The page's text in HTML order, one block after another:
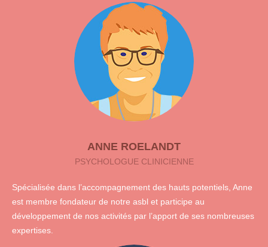
ANNE ROELANDT
PSYCHOLOGUE CLINICIENNE
Spécialisée dans l’accompagnement des hauts potentiels, Anne
est membre fondateur de notre asbl et participe au
développement de nos activités par l’apport de ses nombreuses
expertises.